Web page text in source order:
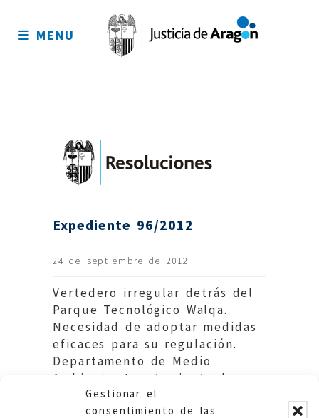
Gestionar el
consentimiento de las
sitio
MENU
Expediente 96/2012
24 de septiembre de 2012
Vertedero irregular detrás del
Parque Tecnológico Walqa.
Necesidad de adoptar medidas
eficaces para su regulación.
Departamento de Medio
Ambiente. Ayuntamiento de
Huesca